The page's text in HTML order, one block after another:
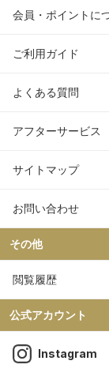
会員・ポイントに
ご利用ガイド
よくある質問
アフターサービス
サイトマップ
お問い合わせ
その他
閲覧履歴
公式アカウント
Instagram